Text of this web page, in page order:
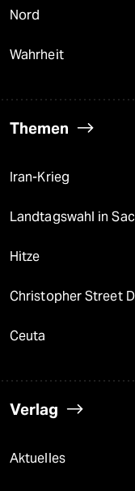
Nord
Wahrheit
Themen
Iran-Krieg
Landtagswahl in
Hitze
Christopher Street
Ceuta
Verlag
Aktuelles